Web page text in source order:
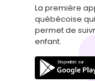
La première
québécoise
permet de
enfant.